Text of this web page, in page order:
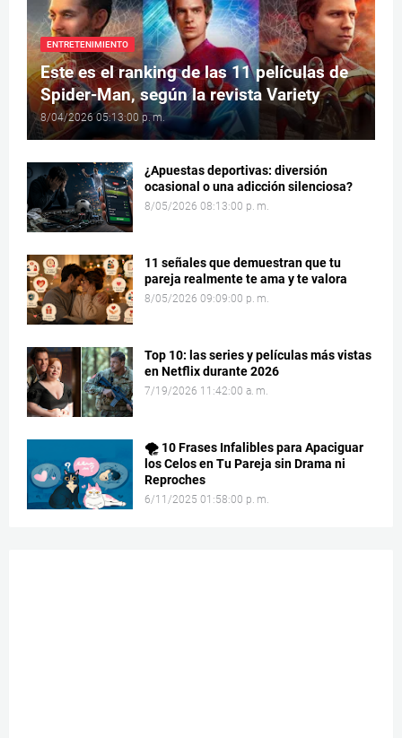
ENTRETENIMIENTO
Este es el ranking de las 11 películas de
Spider-Man, según la revista Variety
8/04/2026 05:13:00 p. m.
¿Apuestas deportivas: diversión
ocasional o una adicción silenciosa?
8/05/2026 08:13:00 p. m.
11 señales que demuestran que tu
pareja realmente te ama y te valora
8/05/2026 09:09:00 p. m.
Top 10: las series y películas más vistas
en Netflix durante 2026
7/19/2026 11:42:00 a. m.
🌪️ 10 Frases Infalibles para Apaciguar
los Celos en Tu Pareja sin Drama ni
Reproches
6/11/2025 01:58:00 p. m.